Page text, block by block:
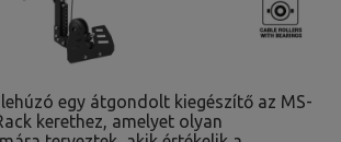
egy átgondolt kiegészítő az MS-
kerethez, amelyet olyan